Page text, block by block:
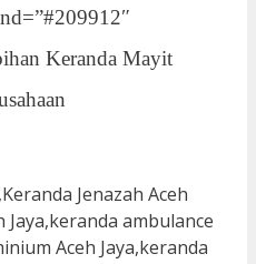
Keranda Mayit